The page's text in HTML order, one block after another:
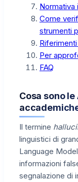
Normativa
Come
strumenti
Per
FAQ
Cosa sono
Il termine
linguistici di
Language
informazioni
segnalazione di